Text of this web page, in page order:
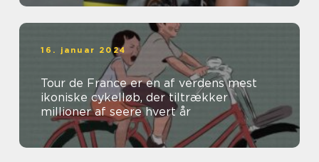
16. januar 2024
Tour de France er en af verdens mest
ikoniske cykelløb, der tiltrækker
millioner af seere hvert år